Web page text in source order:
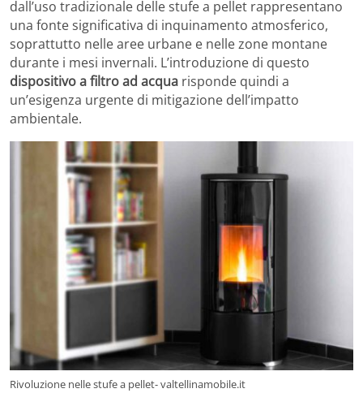
dall’uso tradizionale delle stufe a pellet rappresentano
una fonte significativa di inquinamento atmosferico,
soprattutto nelle aree urbane e nelle zone montane
durante i mesi invernali. L’introduzione di questo
dispositivo a filtro ad acqua risponde quindi a
un’esigenza urgente di mitigazione dell’impatto
ambientale.
Rivoluzione nelle stufe a pellet- valtellinamobile.it